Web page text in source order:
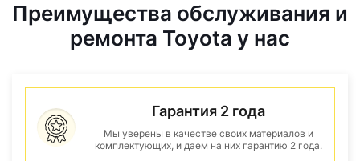
Преимущества обслуживания и
ремонта Toyota у нас
Гарантия 2 года
Мы уверены в качестве своих материалов и
комплектующих, и даем на них гарантию 2 года.